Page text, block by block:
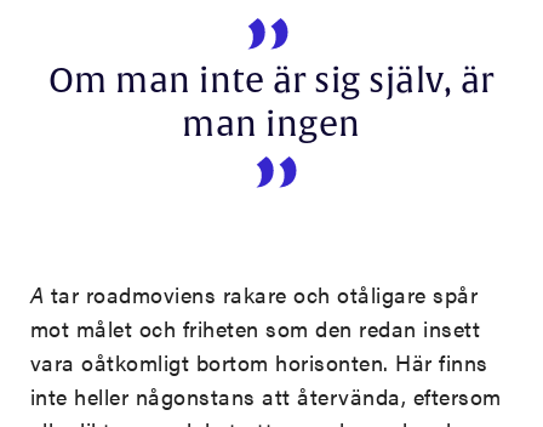
Om man inte är sig själv, är
man ingen
A tar roadmoviens rakare och otåligare spår
mot målet och friheten som den redan insett
vara oåtkomligt bortom horisonten. Här finns
inte heller någonstans att återvända, eftersom